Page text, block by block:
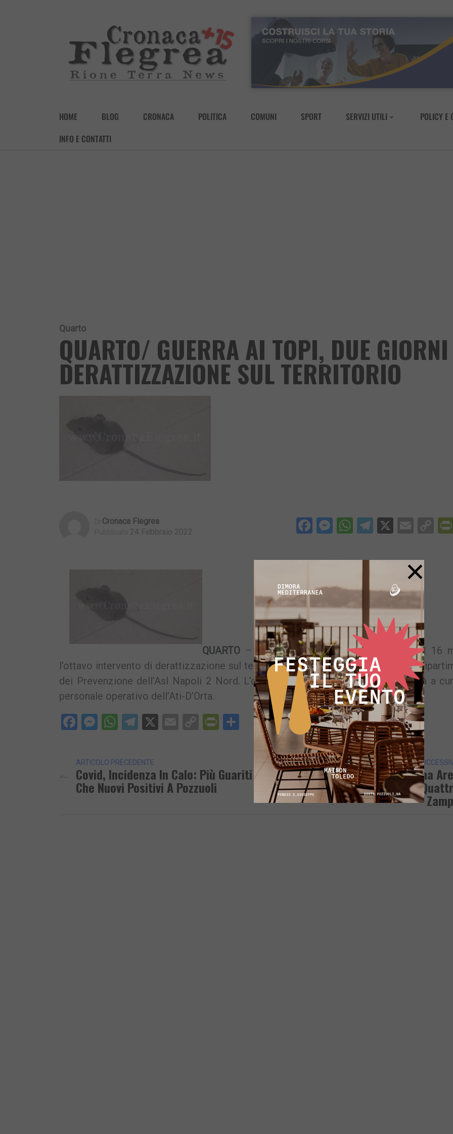
HOME BLOG CRONACA POLITICA COMUNI SPORT SERVIZI UTILI
POLICY E
INFO E CONTATTI
Quarto
QUARTO/ GUERRA AI TOPI, DUE
DERATTIZZAZIONE SUL TERRITORIO
Cronaca Flegrea
24 Febbraio 2022 Facebook
Messenger
WhatsApp
Telegram
X Email
QUARTO – Si terrà nelle giornate del 15 e del 16
l’ottavo intervento di derattizzazione sul territorio di Quarto. A comunicarlo è il
dei Prevenzione dell’Asl Napoli 2 Nord. L’operazione avrà inizio alle 8,30 e sarà a
personale operativo dell’Ati-D’Orta.
Facebook
Messenger
WhatsApp
Telegram
X EmailCopyPrintFriendly
Condividi
ARTICOLO PRECEDENTE
Covid, Incidenza In Calo: Più Guariti
Che Nuovi Positivi A Pozzuoli
ARTICOLO
Apre A Bacoli La Prima
Freedog Per Gli Amici A
×